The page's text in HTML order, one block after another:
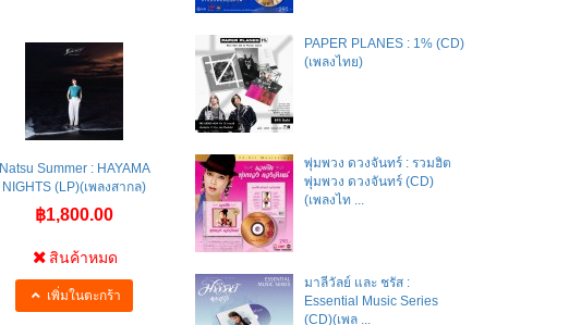
Natsu Summer : HAYAMA
NIGHTS (LP)(เพลงสากล)
฿1,800.00
สินค้าหมด
เพิ่มในตะกร้า
PAPER PLANES : 1% (CD)
(เพลงไทย)
พุ่มพวง ดวงจันทร์ : รวมฮิต
พุ่มพวง ดวงจันทร์ (CD)
(เพลงไท ...
มาลีวัลย์​ และ​ ชรัส​ :
Essential Music Series
(CD)(เพล ...